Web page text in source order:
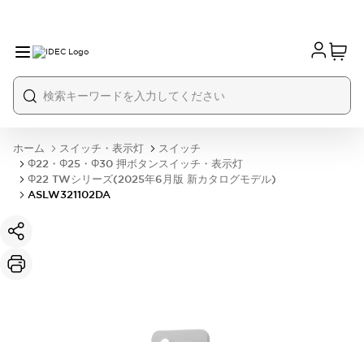
ホーム スイッチ・表示灯
スイッチ
Φ22・Φ25・Φ30 押ボタンスイッチ・表示灯
Φ22 TWシリーズ(2025年6月版 新カタログモデル)
ASLW321102DA